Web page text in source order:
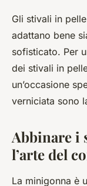
Gli stivali in
adattano bene
sofisticato. Per
dei stivali in
un’occasione
verniciata sono
Abbinare i
l’arte del
La minigonna è